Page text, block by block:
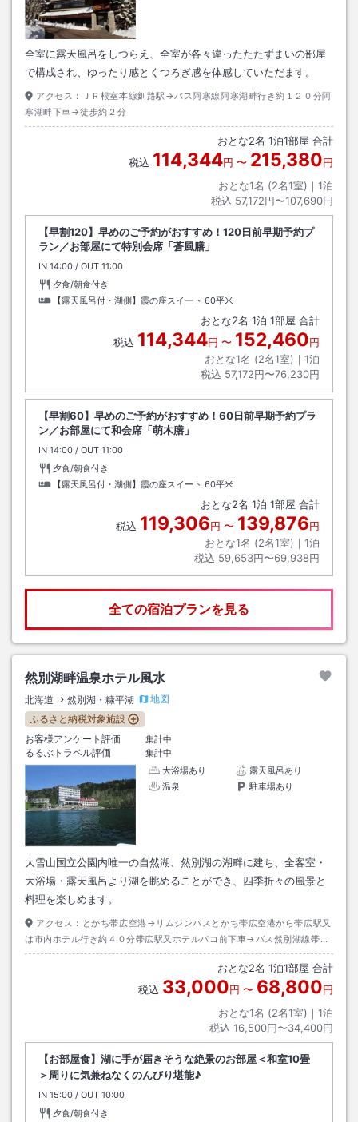
全室に露天風呂をしつらえ、全室が各々違ったたたずまいの部屋
で構成され、ゆったり感とくつろぎ感を体感していただます。
アクセス：
ＪＲ根室本線釧路駅→バス阿寒線阿寒湖畔行き約１２０分阿
寒湖畔下車→徒歩約２分
おとな2名 1泊1部屋 合計
税込 114,344円 〜 215,380円
おとな1名 (2名1室)｜ 1泊
税込 57,172円〜107,690円
【早割120】早めのご予約がおすすめ！120日前早期予約プ
ラン／お部屋にて特別会席「蒼風膳」
IN チェックイン
14:00 / OUT チェックアウト
11:00
夕食/朝食付き
【露天風呂付・湖側】霞の座スイート 60平米
おとな2名 1泊 1部屋 合計
税込 114,344円 〜 152,460円
おとな1名 (2名1室)｜ 1泊
税込 57,172円〜76,230円
【早割60】早めのご予約がおすすめ！60日前早期予約プラ
ン／お部屋にて和会席「萌木膳」
IN チェックイン
14:00 / OUT チェックアウト
11:00
夕食/朝食付き
【露天風呂付・湖側】霞の座スイート 60平米
おとな2名 1泊 1部屋 合計
税込 119,306円 〜 139,876円
おとな1名 (2名1室)｜ 1泊
税込 59,653円〜69,938円
全ての宿泊プランを見る
然別湖畔温泉ホテル風水
北海道 然別湖・糠平湖
地図
ふるさと納税対象施設
お客様アンケート評価
集計中
るるぶトラベル評価
集計中
大浴場あり
露天風呂あり
温泉
駐車場あり
大雪山国立公園内唯一の自然湖、然別湖の湖畔に建ち、全客室・
大浴場・露天風呂より湖を眺めることができ、四季折々の風景と
料理を楽しめます。
アクセス： とかち帯広空港→リムジンバスとかち帯広空港から帯広駅又
は市内ホテル行き約４０分帯広駅又ホテルパコ前下車→バス然別湖線帯広
駅から然別湖行き約１００分然別湖下車→徒歩約０分
おとな2名 1泊1部屋 合計
税込 33,000円 〜 68,800円
おとな1名 (2名1室)｜ 1泊
税込 16,500円〜34,400円
【お部屋食】湖に手が届きそうな絶景のお部屋＜和室10畳
＞周りに気兼ねなくのんびり堪能♪
IN チェックイン
15:00 / OUT チェックアウト
10:00
夕食/朝食付き